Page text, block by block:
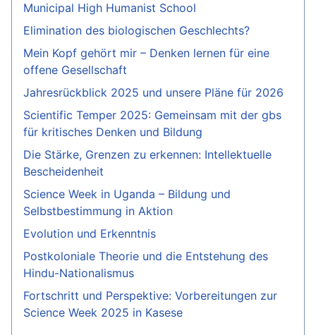
Municipal High Humanist School
Elimination des biologischen Geschlechts?
Mein Kopf gehört mir – Denken lernen für eine
offene Gesellschaft
Jahresrückblick 2025 und unsere Pläne für 2026
Scientific Temper 2025: Gemeinsam mit der gbs
für kritisches Denken und Bildung
Die Stärke, Grenzen zu erkennen: Intellektuelle
Bescheidenheit
Science Week in Uganda – Bildung und
Selbstbestimmung in Aktion
Evolution und Erkenntnis
Postkoloniale Theorie und die Entstehung des
Hindu-Nationalismus
Fortschritt und Perspektive: Vorbereitungen zur
Science Week 2025 in Kasese